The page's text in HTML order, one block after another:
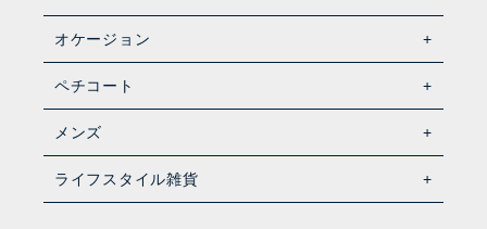
オケージョン
ペチコート
メンズ
ライフスタイル雑貨